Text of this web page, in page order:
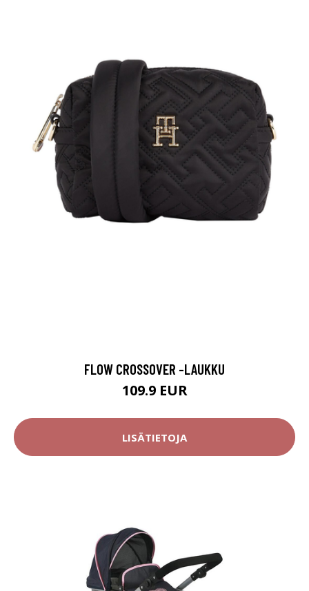
FLOW CROSSOVER -LAUKKU
109.9 EUR
LISÄTIETOJA